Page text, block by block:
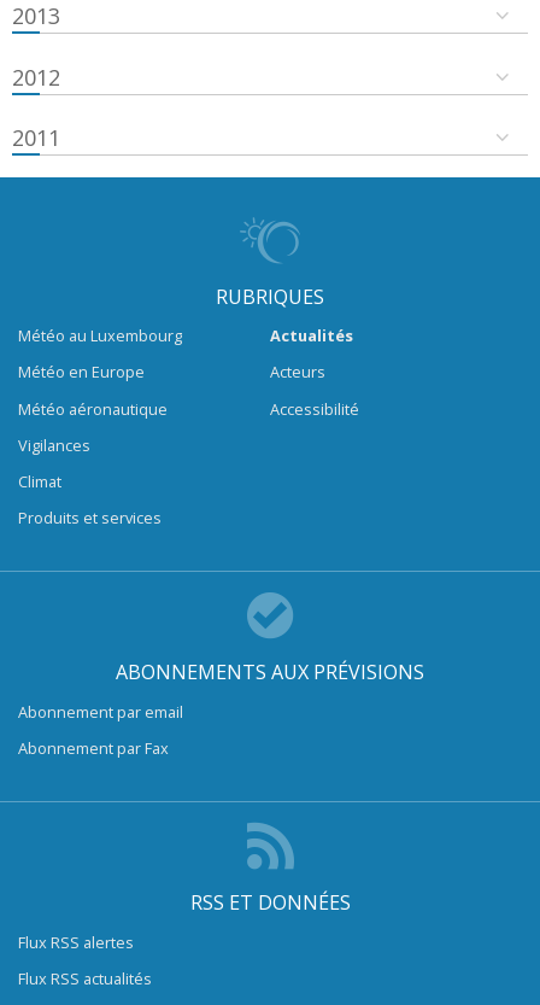
2013
2012
2011
RUBRIQUES
Météo au Luxembourg
Météo en Europe
Météo aéronautique
Vigilances
Climat
Produits et services
Actualités
Acteurs
Accessibilité
ABONNEMENTS AUX PRÉVISIONS
Abonnement par email
Abonnement par Fax
RSS ET DONNÉES
Flux RSS alertes
Flux RSS actualités